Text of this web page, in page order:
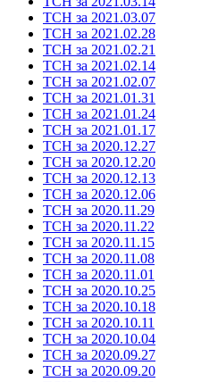
ТСН за 2021.03.07
ТСН за 2021.02.28
ТСН за 2021.02.21
ТСН за 2021.02.14
ТСН за 2021.02.07
ТСН за 2021.01.31
ТСН за 2021.01.24
ТСН за 2021.01.17
ТСН за 2020.12.27
ТСН за 2020.12.20
ТСН за 2020.12.13
ТСН за 2020.12.06
ТСН за 2020.11.29
ТСН за 2020.11.22
ТСН за 2020.11.15
ТСН за 2020.11.08
ТСН за 2020.11.01
ТСН за 2020.10.25
ТСН за 2020.10.18
ТСН за 2020.10.11
ТСН за 2020.10.04
ТСН за 2020.09.27
ТСН за 2020.09.20